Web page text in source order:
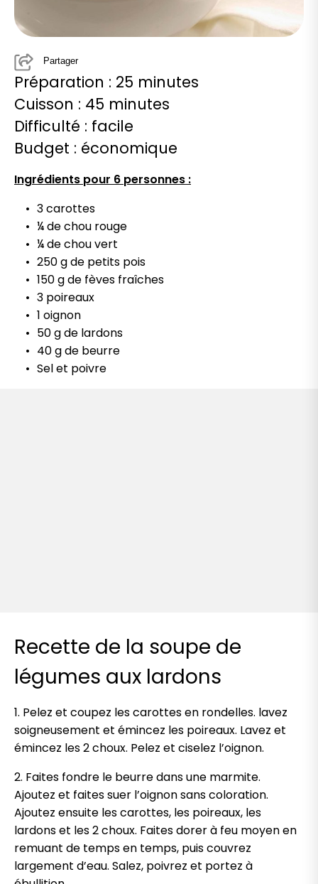
Partager
Préparation : 25 minutes
Cuisson : 45 minutes
Difficulté : facile
Budget : économique
Ingrédients pour 6 personnes :
3 carottes
¼ de chou rouge
¼ de chou vert
250 g de petits pois
150 g de fèves fraîches
3 poireaux
1 oignon
50 g de lardons
40 g de beurre
Sel et poivre
Recette de la soupe de
légumes aux lardons
1. Pelez et coupez les carottes en rondelles. lavez
soigneusement et émincez les poireaux. Lavez et
émincez les 2 choux. Pelez et ciselez l’oignon.
2. Faites fondre le beurre dans une marmite.
Ajoutez et faites suer l’oignon sans coloration.
Ajoutez ensuite les carottes, les poireaux, les
lardons et les 2 choux. Faites dorer à feu moyen en
remuant de temps en temps, puis couvrez
largement d’eau. Salez, poivrez et portez à